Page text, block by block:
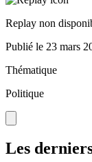
Replay non
Publié le 23 mars
Thématique
Politique
Les